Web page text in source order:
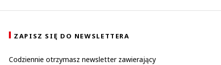
ZAPISZ SIĘ DO NEWSLETTERA
Codziennie otrzymasz newsletter zawierający